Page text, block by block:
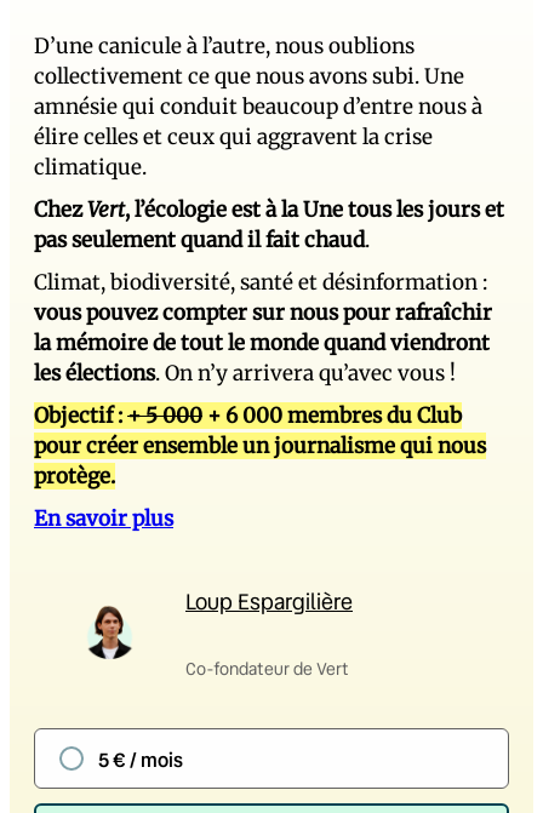
D’une canicule à l’autre, nous oublions
collectivement ce que nous avons subi. Une
amnésie qui conduit beaucoup d’entre nous à
élire celles et ceux qui aggravent la crise
climatique.
ChezVert, l’écologie est à la Une tous les jours et
pas seulement quand il fait chaud.
Climat, biodiversité, santé et désinformation :
vous pouvez compter sur nous pour rafraîchir
la mémoire de tout le monde quand viendront
les élections. On n’y arrivera qu’avec vous !
Objectif :+ 5 000 + 6 000 membres du Club
pour créer ensemble un journalisme qui nous
protège.
En savoir plus
Loup Espargilière
Co-fondateur de Vert
5 € / mois